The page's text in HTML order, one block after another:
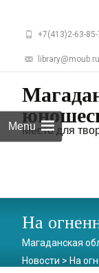
+7(413)2-63-85-
library@moub.ru
Место для
Menu
На
Магаданская
Новости > На